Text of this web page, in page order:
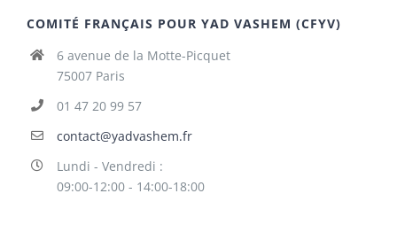
COMITÉ FRANÇAIS POUR YAD VASHEM (CFYV)
6 avenue de la Motte-Picquet
75007 Paris
01 47 20 99 57
contact@yadvashem.fr
Lundi - Vendredi :
09:00-12:00 - 14:00-18:00